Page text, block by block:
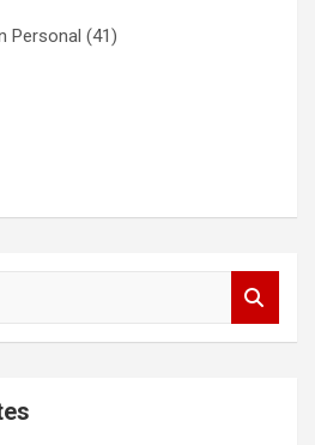
Personal (41)